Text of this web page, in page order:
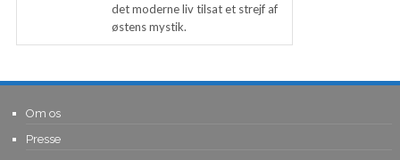
det moderne liv tilsat et strejf af
østens mystik.
Om os
Presse